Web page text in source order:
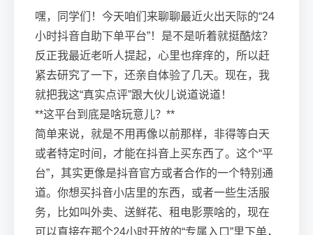
嘿，同学们！今天咱们来聊聊最近火出天际的“24
小时抖音自助下单平台”！是不是听着就挺酷炫？
反正我最近老听人提起，心里也痒痒的，所以赶
紧去研究了一下，还亲自体验了几天。现在，我
就把我这“真实点评”跟大伙儿说道说道！
**这平台到底是啥玩意儿？**
简单来说，就是不用再像以前那样，非得等白天
或者特定时间，才能在抖音上买东西了。这个“平
台”，其实更像是抖音官方或者合作的一个特别通
道。你想买抖音小店里的东西，或者一些生活服
务，比如叫外卖、送鲜花、租电影票啥的，现在
可以直接在那个24小时开放的“专属入口”里下单，